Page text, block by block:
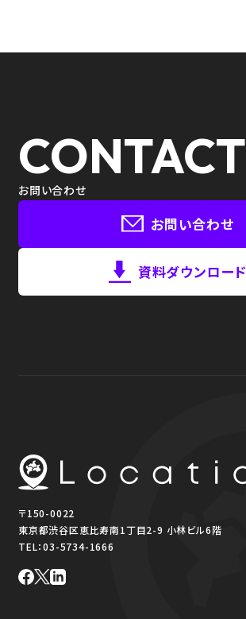
CONTACT
お問い合わせ
お問い合わせ
資料ダウンロード
〒150-0022
東京都渋谷区恵比寿南1丁目2-9 小林ビル6階
TEL：03-5734-1666